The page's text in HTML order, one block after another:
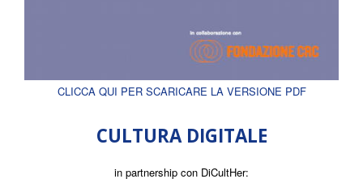
CLICCA QUI PER SCARICARE LA VERSIONE PDF
CULTURA DIGITALE
in partnership con DiCultHer: